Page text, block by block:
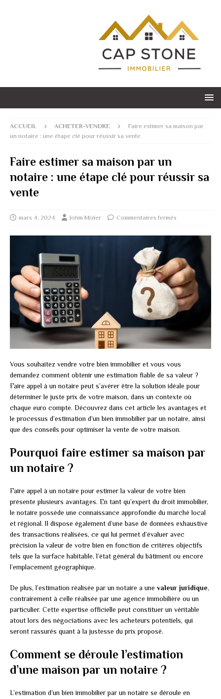
ACCUEIL ACHETER-VENDRE
Faire estimer sa maison par
un notaire : une étape clé pour réussir sa vente
Faire estimer sa maison par un
notaire : une étape clé pour réussir sa
vente
mars 4, 2024 Johm Mizier Commentaires fermés
Vous souhaitez vendre votre bien immobilier et vous vous
demandez comment obtenir une estimation fiable de sa valeur ?
Faire appel à un notaire peut s’avérer être la solution idéale pour
déterminer le juste prix de votre maison, dans un contexte où
chaque euro compte. Découvrez dans cet article les avantages et
le processus d’estimation d’un bien immobilier par un notaire, ainsi
que des conseils pour optimiser la vente de votre maison.
Pourquoi faire estimer sa maison par
un notaire ?
Faire appel à un notaire pour estimer la valeur de votre bien
présente plusieurs avantages. En tant qu’expert du droit immobilier,
le notaire possède une connaissance approfondie du marché local
et régional. Il dispose également d’une base de données exhaustive
des transactions réalisées, ce qui lui permet d’évaluer avec
précision la valeur de votre bien en fonction de critères objectifs
tels que la surface habitable, l’état général du bâtiment ou encore
l’emplacement géographique.
De plus, l’estimation réalisée par un notaire a une valeur juridique,
contrairement à celle réalisée par une agence immobilière ou un
particulier. Cette expertise officielle peut constituer un véritable
atout lors des négociations avec les acheteurs potentiels, qui
seront rassurés quant à la justesse du prix proposé.
Comment se déroule l’estimation
d’une maison par un notaire ?
L’estimation d’un bien immobilier par un notaire se déroule en